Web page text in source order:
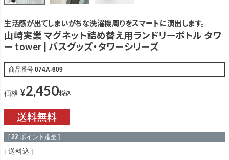
生活感が出てしまいがちな洗濯機周りをスマートに演出します。
山崎実業 マグネット詰め替え用ランドリーボトル タワ
ー tower | バスグッズ・タワーシリーズ
商品番号 074A-609
価格 ¥2,450税込
[ 22 ポイント進呈 ]
送料込